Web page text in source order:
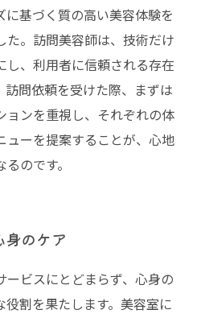
基づく質の高い美容体験を
た。訪問美容師は、技術だけ
し、利用者に信頼される存在
訪問依頼を受けた際、まずは
ョンを重視し、それぞれの体
ューを提案することが、心地
のです。
のケア
ビスにとどまらず、心身の
割を果たします。美容室に